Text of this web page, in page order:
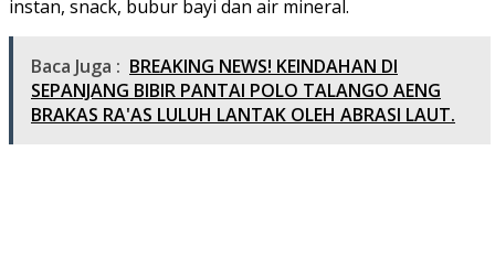
instan, snack, bubur bayi dan air mineral.
Baca Juga : BREAKING NEWS! KEINDAHAN DI
SEPANJANG BIBIR PANTAI POLO TALANGO AENG
BRAKAS RA'AS LULUH LANTAK OLEH ABRASI LAUT.